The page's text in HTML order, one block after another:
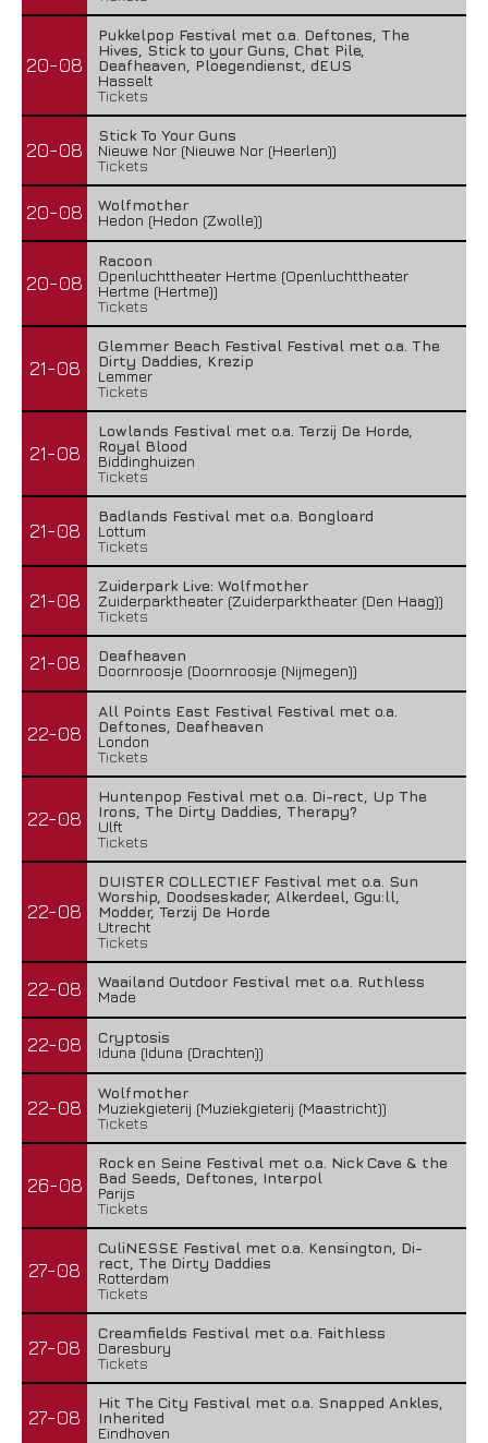
20-08
Pukkelpop Festival met o.a. Deftones, The
Hives, Stick to your Guns, Chat Pile,
Deafheaven, Ploegendienst, dEUS
Hasselt
Tickets
20-08
Stick To Your Guns
Nieuwe Nor (Nieuwe Nor (Heerlen))
Tickets
20-08
Wolfmother
Hedon (Hedon (Zwolle))
20-08
Racoon
Openluchttheater Hertme (Openluchttheater
Hertme (Hertme))
Tickets
21-08
Glemmer Beach Festival Festival met o.a. The
Dirty Daddies, Krezip
Lemmer
Tickets
21-08
Lowlands Festival met o.a. Terzij De Horde,
Royal Blood
Biddinghuizen
Tickets
21-08
Badlands Festival met o.a. Bongloard
Lottum
Tickets
21-08
Zuiderpark Live: Wolfmother
Zuiderparktheater (Zuiderparktheater (Den Haag))
Tickets
21-08
Deafheaven
Doornroosje (Doornroosje (Nijmegen))
22-08
All Points East Festival Festival met o.a.
Deftones, Deafheaven
London
Tickets
22-08
Huntenpop Festival met o.a. Di-rect, Up The
Irons, The Dirty Daddies, Therapy?
Ulft
Tickets
22-08
DUISTER COLLECTIEF Festival met o.a. Sun
Worship, Doodseskader, Alkerdeel, Ggu:ll,
Modder, Terzij De Horde
Utrecht
Tickets
22-08
Waailand Outdoor Festival met o.a. Ruthless
Made
22-08
Cryptosis
Iduna (Iduna (Drachten))
22-08
Wolfmother
Muziekgieterij (Muziekgieterij (Maastricht))
Tickets
26-08
Rock en Seine Festival met o.a. Nick Cave & the
Bad Seeds, Deftones, Interpol
Parijs
Tickets
27-08
CuliNESSE Festival met o.a. Kensington, Di-
rect, The Dirty Daddies
Rotterdam
Tickets
27-08
Creamfields Festival met o.a. Faithless
Daresbury
Tickets
27-08
Hit The City Festival met o.a. Snapped Ankles,
Inherited
Eindhoven